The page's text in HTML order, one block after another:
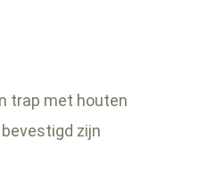
trap met houten
zijn